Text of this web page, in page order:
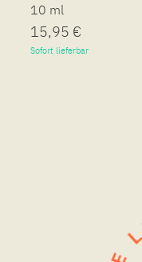
10 ml
15,95 €
Sofort lieferbar